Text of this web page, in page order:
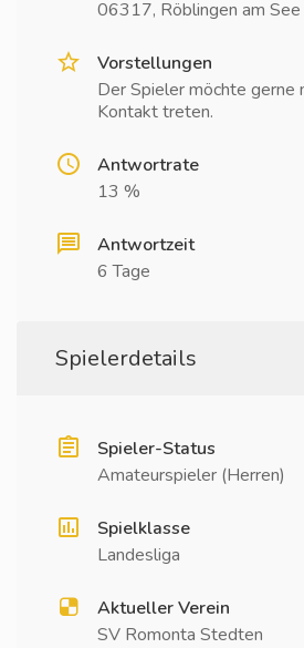
06317, Röblingen am See
Vorstellungen
Der Spieler möchte gerne
Kontakt treten.
Antwortrate
13 %
Antwortzeit
6 Tage
Spielerdetails
Spieler-Status
Amateurspieler (Herren)
Spielklasse
Landesliga
Aktueller Verein
SV Romonta Stedten